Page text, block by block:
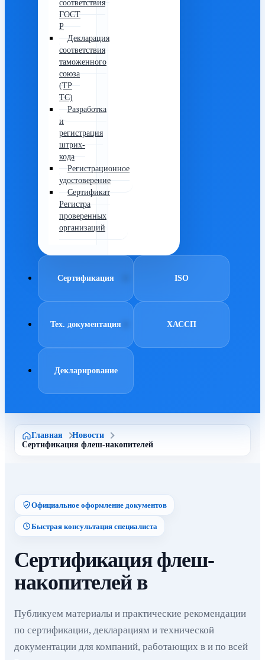
соответствия
ГОСТ
Р
Декларация
соответствия
таможенного
союза
(ТР
ТС)
Разработка
и
регистрация
штрих-
кода
Регистрационное
удостоверение
Сертификат
Регистра
проверенных
организаций
Сертификация ISO
Тех. документация ХАССП
Декларирование
Главная
Новости
Сертификация флеш-накопителей
Официальное оформление документов
Быстрая консультация специалиста
Сертификация флеш-
накопителей в
Публикуем материалы и практические рекомендации
по сертификации, декларациям и технической
документации для компаний, работающих в и по всей